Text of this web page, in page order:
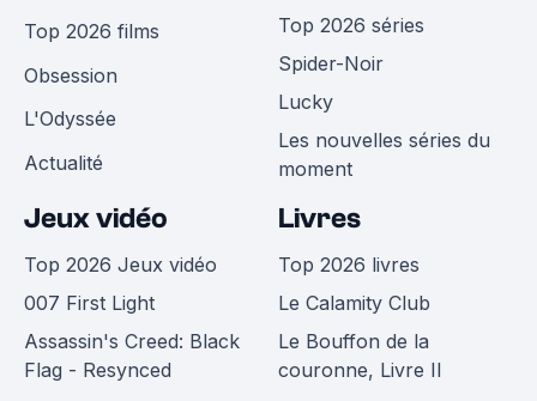
Top 2026 films
Obsession
L'Odyssée
Actualité
Top 2026 séries
Spider-Noir
Lucky
Les nouvelles séries du
moment
Jeux vidéo
Top 2026 Jeux vidéo
007 First Light
Assassin's Creed: Black
Flag - Resynced
Livres
Top 2026 livres
Le Calamity Club
Le Bouffon de la
couronne, Livre II